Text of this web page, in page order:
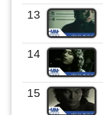
13
14
15